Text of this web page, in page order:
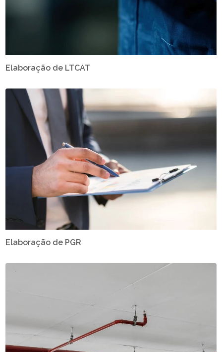
Elaboração de LTCAT
Elaboração de PGR